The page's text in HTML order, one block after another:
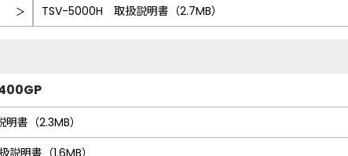
TSV-5000H 取扱説明書（2.7MB）
書（2.3MB）
明書（1.6MB）